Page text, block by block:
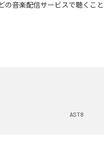
の音楽配信サービスで聴くこと
AST8